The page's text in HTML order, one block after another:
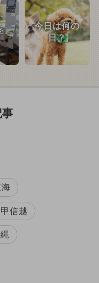
今日は何の
日？
信越